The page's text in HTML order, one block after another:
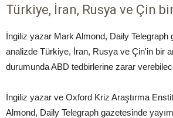
Türkiye, İran, Rusya ve Çin
İngiliz yazar Mark Almond, Daily Telegraph
analizde Türkiye, İran, Rusya ve Çin'in bir
durumunda ABD tedbirlerine zarar
İngiliz yazar ve Oxford Kriz Araştırma
Almond, Daily Telegraph gazetesinde